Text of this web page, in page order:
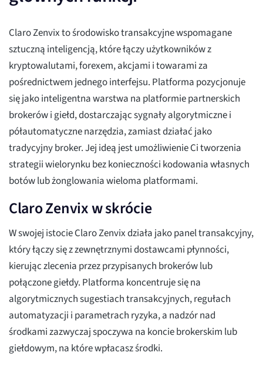
Claro Zenvix to środowisko transakcyjne wspomagane
sztuczną inteligencją, które łączy użytkowników z
kryptowalutami, forexem, akcjami i towarami za
pośrednictwem jednego interfejsu. Platforma pozycjonuje
się jako inteligentna warstwa na platformie partnerskich
brokerów i giełd, dostarczając sygnały algorytmiczne i
półautomatyczne narzędzia, zamiast działać jako
tradycyjny broker. Jej ideą jest umożliwienie Ci tworzenia
strategii wielorynku bez konieczności kodowania własnych
botów lub żonglowania wieloma platformami.
Claro Zenvix w skrócie
W swojej istocie Claro Zenvix działa jako panel transakcyjny,
który łączy się z zewnętrznymi dostawcami płynności,
kierując zlecenia przez przypisanych brokerów lub
połączone giełdy. Platforma koncentruje się na
algorytmicznych sugestiach transakcyjnych, regułach
automatyzacji i parametrach ryzyka, a nadzór nad
środkami zazwyczaj spoczywa na koncie brokerskim lub
giełdowym, na które wpłacasz środki.